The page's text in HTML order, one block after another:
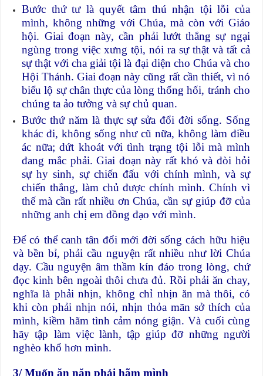
Bước thứ tư là quyết tâm thú nhận tội lỗi của
mình, không những với Chúa, mà còn với Giáo
hội. Giai đoạn này, cần phải lướt thắng sự ngại
ngùng trong việc xưng tội, nói ra sự thật và tất cả
sự thật với cha giải tội là đại diện cho Chúa và cho
Hội Thánh. Giai đoạn này cũng rất cần thiết, vì nó
biểu lộ sự chân thực của lòng thống hối, tránh cho
chúng ta ảo tưởng và sự chủ quan.
Bước thứ năm là thực sự sửa đổi đời sống. Sống
khác đi, không sống như cũ nữa, không làm điều
ác nữa; dứt khoát với tình trạng tội lỗi mà mình
đang mắc phải. Giai đoạn này rất khó và đòi hỏi
sự hy sinh, sự chiến đấu với chính mình, và sự
chiến thắng, làm chủ được chính mình. Chính vì
thế mà cần rất nhiều ơn Chúa, cần sự giúp đỡ của
những anh chị em đồng đạo với mình.
Để có thể canh tân đổi mới đời sống cách hữu hiệu
và bền bỉ, phải cầu nguyện rất nhiều như lời Chúa
dạy. Cầu nguyện âm thầm kín đáo trong lòng, chứ
đọc kinh bên ngoài thôi chưa đủ. Rồi phải ăn chay,
nghĩa là phải nhịn, không chỉ nhịn ăn mà thôi, có
khi còn phải nhịn nói, nhịn thỏa mãn sở thích của
mình, kiềm hãm tình cảm nóng giận. Và cuối cùng
hãy tập làm việc lành, tập giúp đỡ những người
nghèo khổ hơn mình.
3/ Muốn ăn năn phải hãm mình